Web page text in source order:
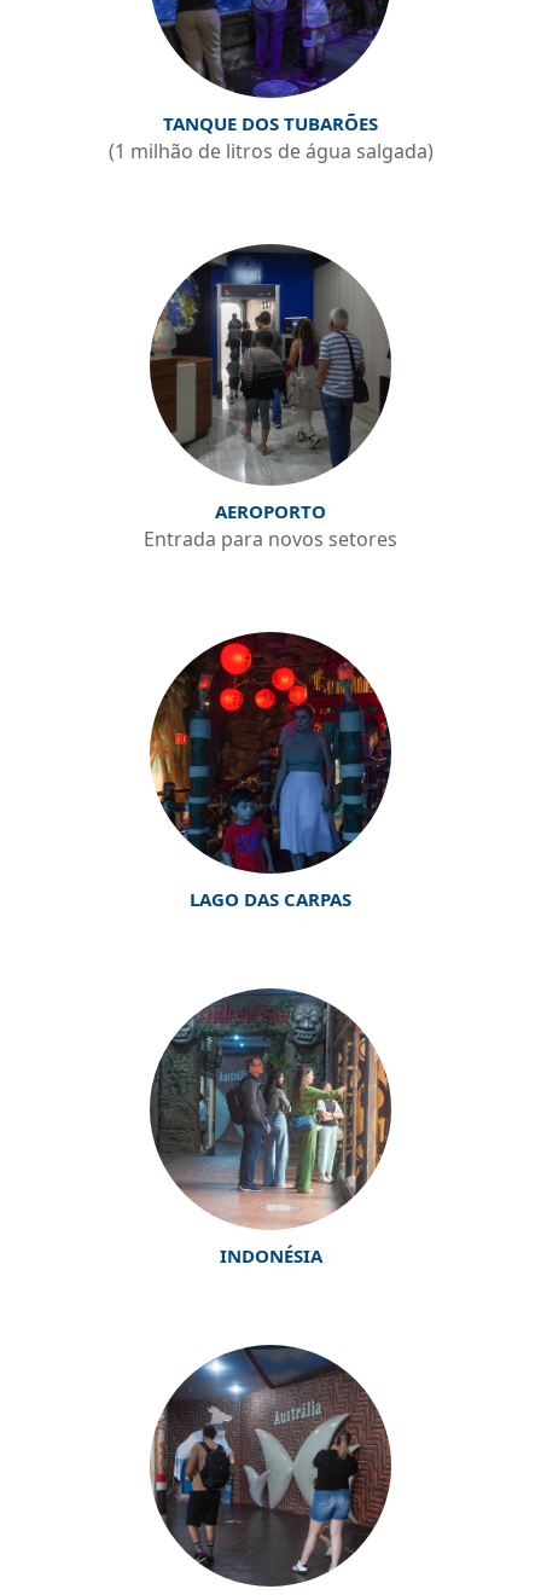
TANQUE DOS TUBARÕES
(1 milhão de litros de água salgada)
AEROPORTO
Entrada para novos setores
LAGO DAS CARPAS
INDONÉSIA